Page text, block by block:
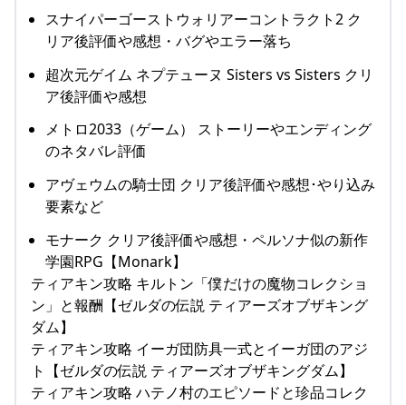
スナイパーゴーストウォリアーコントラクト2 ク
リア後評価や感想・バグやエラー落ち
超次元ゲイム ネプテューヌ Sisters vs Sisters クリ
ア後評価や感想
メトロ2033（ゲーム） ストーリーやエンディング
のネタバレ評価
アヴェウムの騎士団 クリア後評価や感想･やり込み
要素など
モナーク クリア後評価や感想・ペルソナ似の新作
学園RPG【Monark】
ティアキン攻略 キルトン「僕だけの魔物コレクショ
ン」と報酬【ゼルダの伝説 ティアーズオブザキング
ダム】
ティアキン攻略 イーガ団防具一式とイーガ団のアジ
ト【ゼルダの伝説 ティアーズオブザキングダム】
ティアキン攻略 ハテノ村のエピソードと珍品コレク